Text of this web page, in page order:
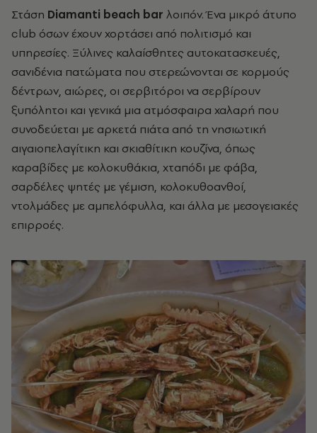
Στάση Diamanti beach bar λοιπόν. Ένα μικρό άτυπο
club όσων έχουν χορτάσει από πολιτισμό και
υπηρεσίες. Ξύλινες καλαίσθητες αυτοκατασκευές,
σανιδένια πατώματα που στερεώνονται σε κορμούς
δέντρων, αιώρες, οι σερβιτόροι να σερβίρουν
ξυπόλητοι και γενικά μια ατμόσφαιρα χαλαρή που
συνοδεύεται με αρκετά πιάτα από τη νησιωτική
αιγαιοπελαγίτικη και σκιαθίτικη κουζίνα, όπως
καραβίδες με κολοκυθάκια, χταπόδι με φάβα,
σαρδέλες ψητές με γέμιση, κολοκυθοανθοί,
ντολμάδες με αμπελόφυλλα, και άλλα με μεσογειακές
επιρροές.